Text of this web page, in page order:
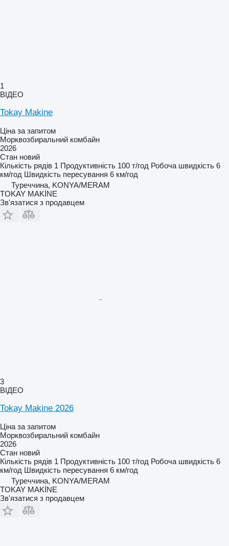
1
ВІДЕО
Tokay Makine
Ціна за запитом
Морквозбиральний комбайн
2026
Стан новий
Кількість рядів 1 Продуктивність 100 т/год Робоча швидкість 6
км/год Швидкість пересування 6 км/год
Туреччина, KONYA/MERAM
TOKAY MAKİNE
Зв'язатися з продавцем
3
ВІДЕО
Tokay Makine 2026
Ціна за запитом
Морквозбиральний комбайн
2026
Стан новий
Кількість рядів 1 Продуктивність 100 т/год Робоча швидкість 6
км/год Швидкість пересування 6 км/год
Туреччина, KONYA/MERAM
TOKAY MAKİNE
Зв'язатися з продавцем